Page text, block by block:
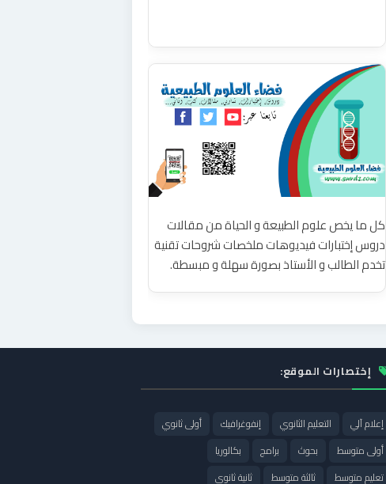
كل ما يخص علوم الطبيعة و الحياة من مقالات
دروس إختبارات فيديوهات ملخصات شروحات تقنية
تخدم الطالب و الأستاذ بصورة سهلة و مبسطة.
إختصارات الموقع:
إعلام آلي التعليم الثانوي إنفوغرافيك
أولى ثانوي
أولى متوسط
بحوث برامج
بكالوريا
تعليم متوسط
ثالثة متوسط ثانية ثانوي